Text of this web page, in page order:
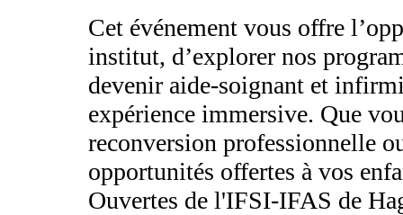
Cet événement vous offre
institut, d’explorer nos
devenir aide-soignant et
expérience immersive. Que
reconversion professionnelle
opportunités offertes à vos
Ouvertes de l'IFSI-IFAS de